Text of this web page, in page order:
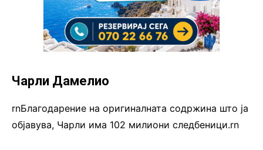
Чарли Дамелио
rnБлагодарение на оригиналната содржина што ја
објавува, Чарли има 102 милиони следбеници.rn